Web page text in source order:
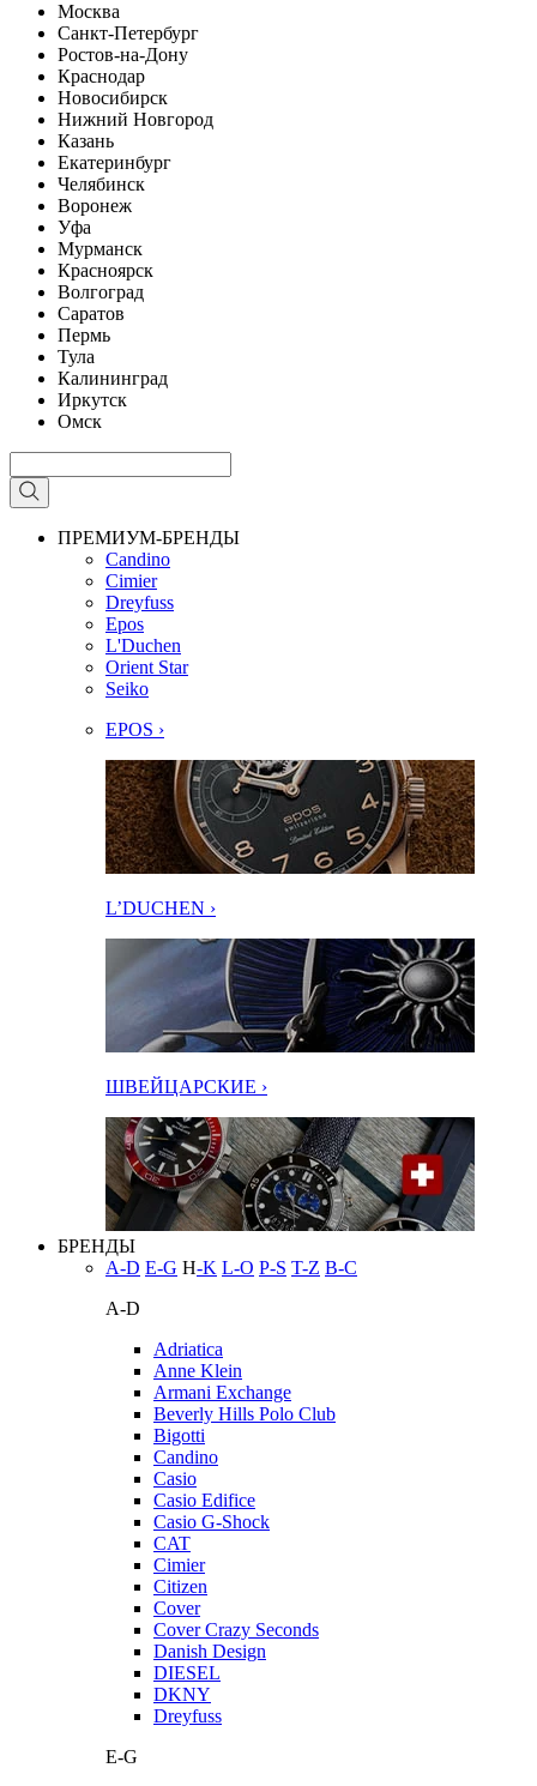
Москва
Санкт-Петербург
Ростов-на-Дону
Краснодар
Новосибирск
Нижний Новгород
Казань
Екатеринбург
Челябинск
Воронеж
Уфа
Мурманск
Красноярск
Волгоград
Саратов
Пермь
Тула
Калининград
Иркутск
Омск
ПРЕМИУМ-БРЕНДЫ
Candino
Cimier
Dreyfuss
Epos
L'Duchen
Orient Star
Seiko
EPOS ›
L’DUCHEN ›
ШВЕЙЦАРСКИЕ ›
БРЕНДЫ
A-D E-G H-K L-O P-S T-Z В-С
A-D
Adriatica
Anne Klein
Armani Exchange
Beverly Hills Polo Club
Bigotti
Candino
Casio
Casio Edifice
Casio G-Shock
CAT
Cimier
Citizen
Cover
Cover Crazy Seconds
Danish Design
DIESEL
DKNY
Dreyfuss
E-G